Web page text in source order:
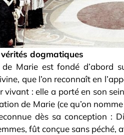
dogmatiques
Marie est fondé d’abord
que l’on reconnaît en
vivant : elle a porté en son
de Marie (ce qu’on
dès sa conception :
fût conçue sans péché,